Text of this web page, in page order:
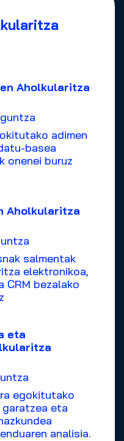
Aholkularitza
adimen
basea
onenei buruz
Aholkularitza
salmentak
elektronikoa,
CRM bezalako
eta
egokitutako
eta
analisia.